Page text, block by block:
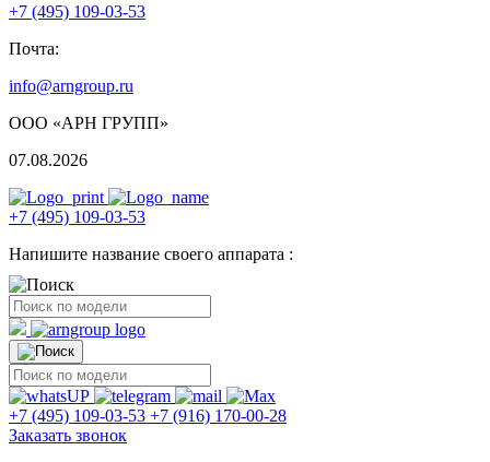
+7 (495) 109-03-53
Почта:
info@arngroup.ru
ООО «АРН ГРУПП»
07.08.2026
+7 (495) 109-03-53
Напишите название своего аппарата :
+7 (495) 109-03-53 +7 (916) 170-00-28
Заказать звонок